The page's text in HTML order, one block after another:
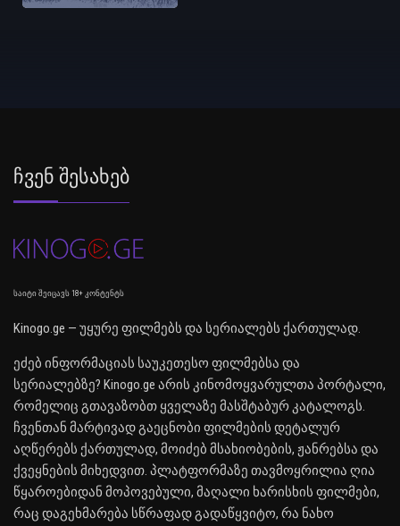
Ჩვენ Შესახებ
საიტი შეიცავს 18+ კონტენტს
Kinogo.ge — უყურე ფილმებს და სერიალებს ქართულად.
ეძებ ინფორმაციას საუკეთესო ფილმებსა და
სერიალებზე? Kinogo.ge არის კინომოყვარულთა პორტალი,
რომელიც გთავაზობთ ყველაზე მასშტაბურ კატალოგს.
ჩვენთან მარტივად გაეცნობი ფილმების დეტალურ
აღწერებს ქართულად, მოიძებ მსახიობების, ჟანრებსა და
ქვეყნების მიხედვით. პლატფორმაზე თავმოყრილია ღია
წყაროებიდან მოპოვებული, მაღალი ხარისხის ფილმები,
რაც დაგეხმარება სწრაფად გადაწყვიტო, რა ნახო